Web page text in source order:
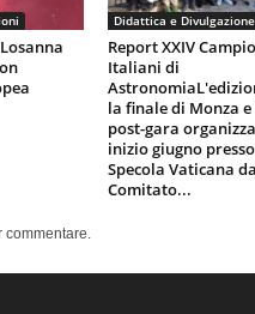
Didattica e Divulgazione
Report XXIV
Italiani di
la finale di Monza
post-gara
inizio giugno
Specola Vaticana
Comitato...
commentare.